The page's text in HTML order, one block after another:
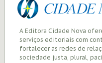
A Editora Cidade Nova
serviços editoriais com
fortalecer as redes de
sociedade justa, plural,